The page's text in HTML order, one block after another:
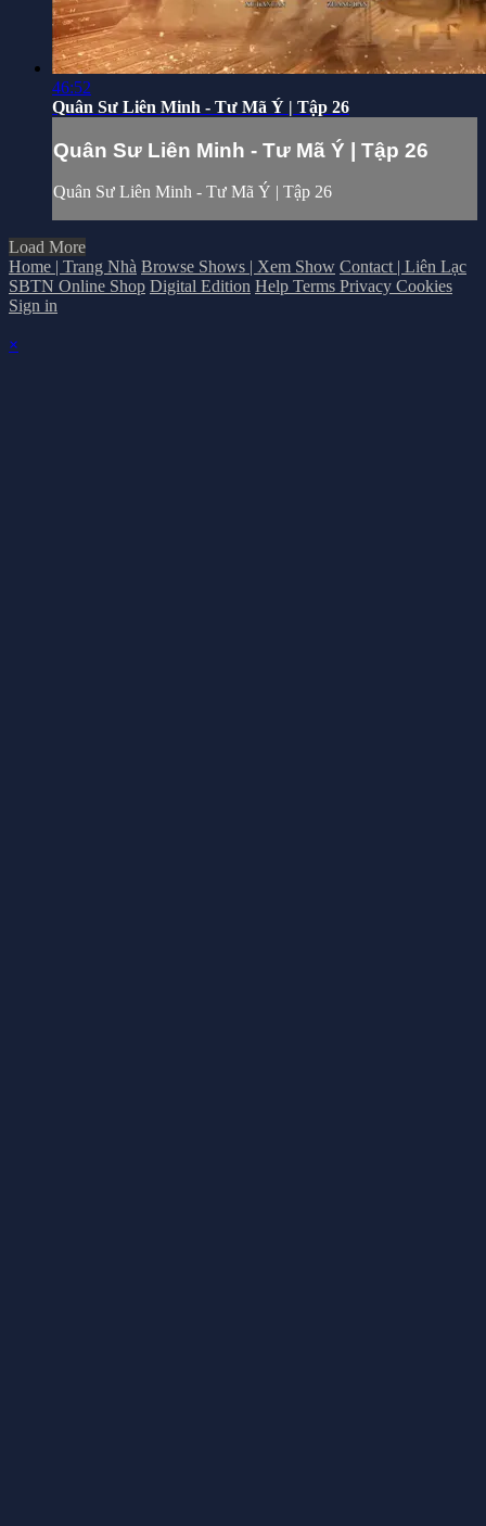
46:52
Quân Sư Liên Minh - Tư Mã Ý | Tập 26
Quân Sư Liên Minh - Tư Mã Ý | Tập 26
Quân Sư Liên Minh - Tư Mã Ý | Tập 26
Load More
Home | Trang Nhà Browse Shows | Xem Show Contact | Liên Lạc
SBTN Online Shop Digital Edition Help Terms Privacy Cookies
Sign in
×